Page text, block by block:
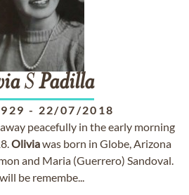
SPadilla
- 22/07/2018
peacefully in the early morning
Oliviawas born in Globe, Arizona
and Maria (Guerrero) Sandoval.
be remembe...